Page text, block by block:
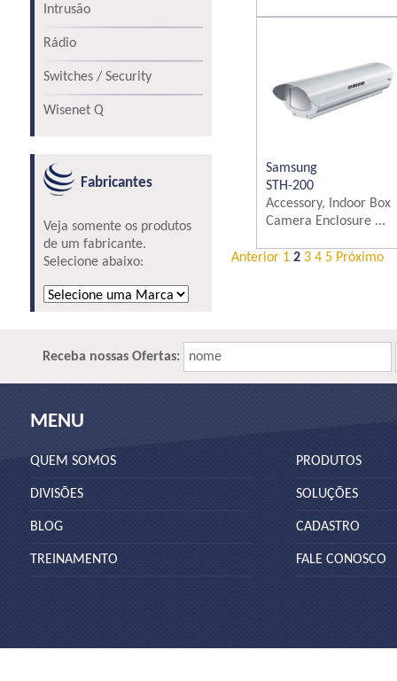
Intrusão
Rádio
Switches / Security
Wisenet Q
Fabricantes
Veja somente os produtos
de um fabricante.
Selecione abaixo:
Samsung
STH-200
Accessory, Indoor Box
Camera Enclosure ...
Anterior 1 2 3 4 5 Próximo
Receba nossas Ofertas: nome
MENU
QUEM SOMOS
DIVISÕES
BLOG
TREINAMENTO
PRODUTOS
SOLUÇÕES
CADASTRO
FALE CONOSCO